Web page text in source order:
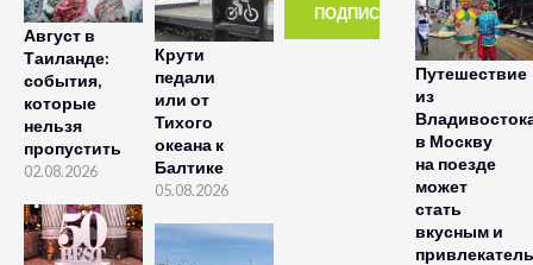
Август в
Таиланде:
события,
которые
нельзя
пропустить
02.08.2026
Крути
педали
или от
Тихого
океана к
Балтике
05.08.2026
Путешествие
из
в Москву
на поезде
может
стать
вкусным и